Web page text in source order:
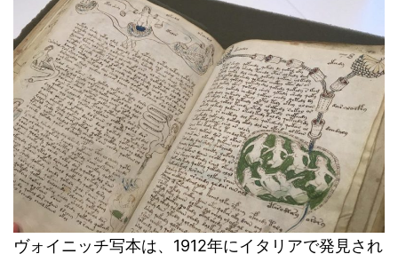
ヴォイニッチ写本は、1912年にイタリアで発見され